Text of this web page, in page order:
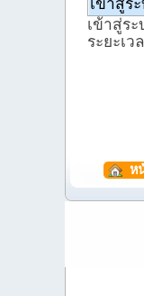
เข้าสู่ร
ระยะเ
ห